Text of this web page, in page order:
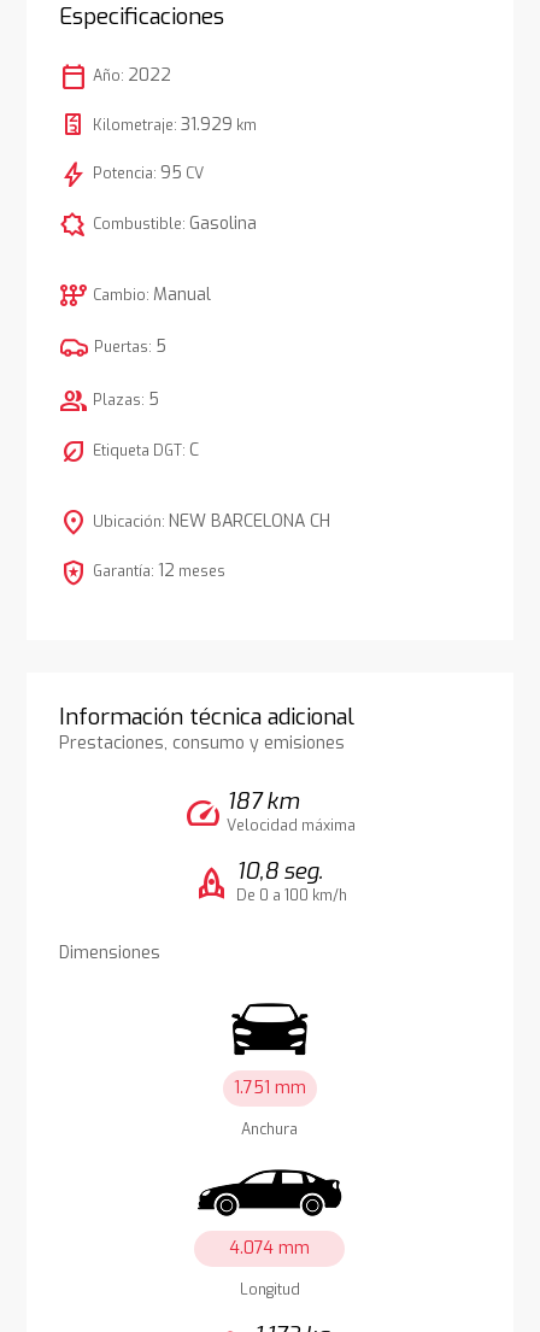
Especificaciones
calendar_today Año: 2022
Kilometraje: 31.929 km
bolt Potencia: 95 CV
comic_bubble Combustible: Gasolina
auto_transmission Cambio: Manual
Puertas: 5
group Plazas: 5
nest_eco_leaf Etiqueta DGT: C
location_on Ubicación: NEW BARCELONA CH
local_police Garantía: 12 meses
Información técnica adicional
Prestaciones, consumo y emisiones
speed 187 km
Velocidad máxima
rocket 10,8 seg.
De 0 a 100 km/h
Dimensiones
1.751 mm
Anchura
4.074 mm
Longitud